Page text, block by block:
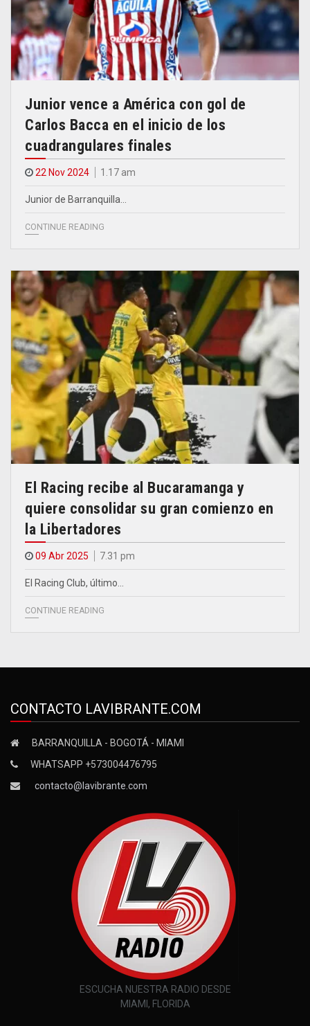
Junior vence a América con gol de
Carlos Bacca en el inicio de los
cuadrangulares finales
22 Nov 2024 1.17 am
Junior de Barranquilla…
CONTINUE READING
El Racing recibe al Bucaramanga y
quiere consolidar su gran comienzo en
la Libertadores
09 Abr 2025 7.31 pm
El Racing Club, último…
CONTINUE READING
CONTACTO LAVIBRANTE.COM
BARRANQUILLA - BOGOTÁ - MIAMI
WHATSAPP +573004476795
contacto@lavibrante.com
ESCUCHA NUESTRA RADIO DESDE
MIAMI, FLORIDA